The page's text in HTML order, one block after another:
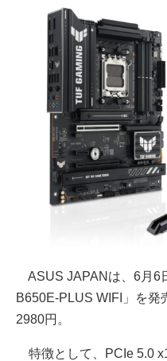
ASUS JAPANは、6月6
B650E-PLUS WIFI」を発
2980円。
特徴として、PCIe 5.0